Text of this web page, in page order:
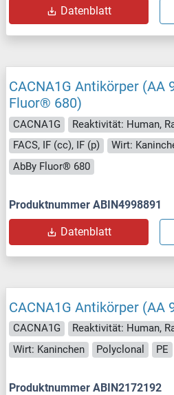
Datenblatt
CACNA1G Antikörper (AA
Fluor® 680)
CACNA1G
Reaktivität: Human,
FACS, IF (cc), IF (p)
Wirt:
AbBy Fluor® 680
Produktnummer ABIN4998891
Datenblatt
CACNA1G Antikörper (AA
CACNA1G Reaktivität: Human,
Wirt: Kaninchen
Polyclonal PE
Produktnummer ABIN2172192